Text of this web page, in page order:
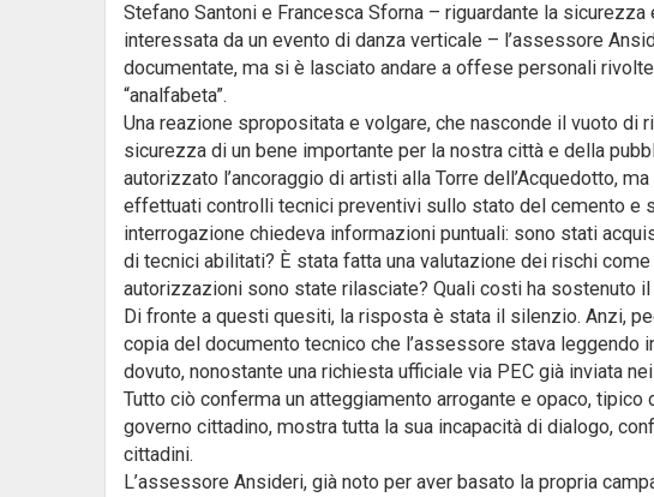
Stefano Santoni e Francesca Sforna – riguardante la sicurezza
interessata da un evento di danza verticale – l’assessore
documentate, ma si è lasciato andare a offese personali
“analfabeta”.
Una reazione spropositata e volgare, che nasconde il vuoto di
sicurezza di un bene importante per la nostra città e della
autorizzato l’ancoraggio di artisti alla Torre dell’Acquedotto,
effettuati controlli tecnici preventivi sullo stato del cemento e
interrogazione chiedeva informazioni puntuali: sono stati
di tecnici abilitati? È stata fatta una valutazione dei rischi
autorizzazioni sono state rilasciate? Quali costi ha sostenuto il
Di fronte a questi quesiti, la risposta è stata il silenzio. Anzi,
copia del documento tecnico che l’assessore stava leggendo
dovuto, nonostante una richiesta ufficiale via PEC già inviata
Tutto ciò conferma un atteggiamento arrogante e opaco, tipico
governo cittadino, mostra tutta la sua incapacità di dialogo,
cittadini.
L’assessore Ansideri, già noto per aver basato la propria